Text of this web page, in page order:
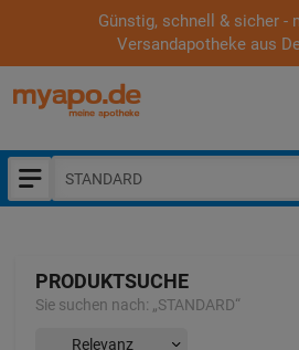
Günstig, schnell & sicher -
Versandapotheke aus
PRODUKTSUCHE
Sie suchen nach: „STANDARD“